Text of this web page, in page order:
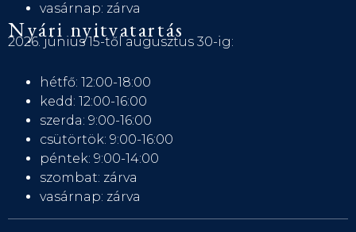
vasárnap: zárva
Nyári nyitvatartás
2026. június 15-től augusztus 30-ig:
hétfő: 12:00-18:00
kedd: 12:00-16:00
szerda: 9:00-16:00
csütörtök: 9:00-16:00
péntek: 9:00-14:00
szombat: zárva
vasárnap: zárva